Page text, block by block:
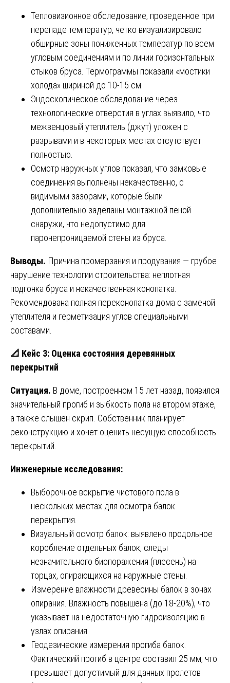
Тепловизионное обследование, проведенное при
перепаде температур, четко визуализировало
обширные зоны пониженных температур по всем
угловым соединениям и по линии горизонтальных
стыков бруса. Термограммы показали «мостики
холода» шириной до 10-15 см.
Эндоскопическое обследование через
технологические отверстия в углах выявило, что
межвенцовый утеплитель (джут) уложен с
разрывами и в некоторых местах отсутствует
полностью.
Осмотр наружных углов показал, что замковые
соединения выполнены некачественно, с
видимыми зазорами, которые были
дополнительно заделаны монтажной пеной
снаружи, что недопустимо для
паронепроницаемой стены из бруса.
Выводы. Причина промерзания и продувания — грубое
нарушение технологии строительства: неплотная
подгонка бруса и некачественная конопатка.
Рекомендована полная переконопатка дома с заменой
утеплителя и герметизация углов специальными
составами.
📐 Кейс 3: Оценка состояния деревянных
перекрытий
Ситуация. В доме, построенном 15 лет назад, появился
значительный прогиб и зыбкость пола на втором этаже,
а также слышен скрип. Собственник планирует
реконструкцию и хочет оценить несущую способность
перекрытий.
Инженерные исследования:
Выборочное вскрытие чистового пола в
нескольких местах для осмотра балок
перекрытия.
Визуальный осмотр балок: выявлено продольное
коробление отдельных балок, следы
незначительного биопоражения (плесень) на
торцах, опирающихся на наружные стены.
Измерение влажности древесины балок в зонах
опирания. Влажность повышена (до 18-20%), что
указывает на недостаточную гидроизоляцию в
узлах опирания.
Геодезические измерения прогиба балок.
Фактический прогиб в центре составил 25 мм, что
превышает допустимый для данных пролетов